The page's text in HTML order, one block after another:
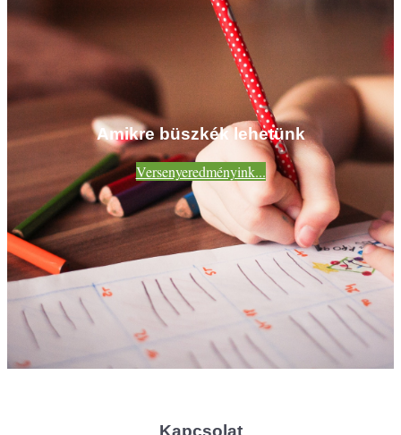
Amikre büszkék lehetünk
Versenyeredményink...
Kapcsolat